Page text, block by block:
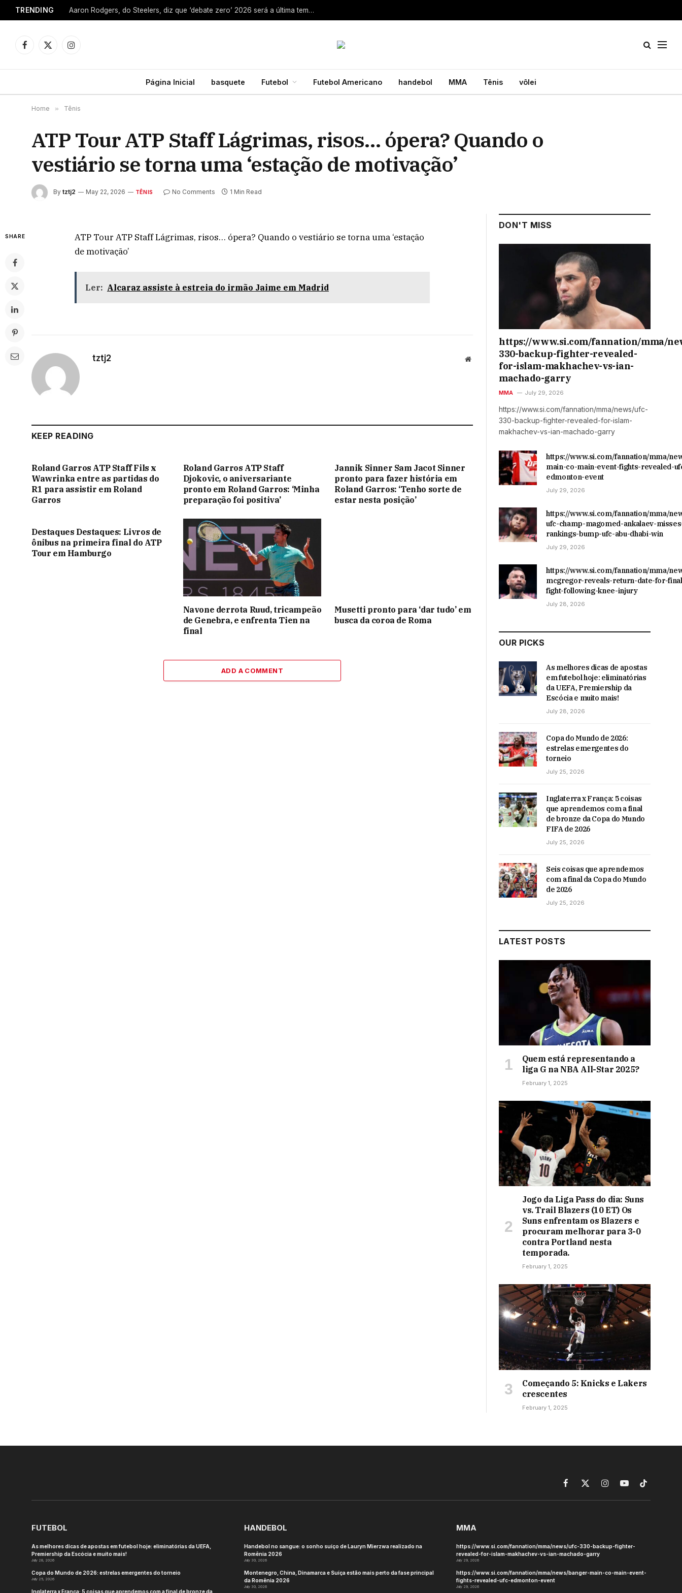
TRENDING Aaron Rodgers, do Steelers, diz que ‘debate zero’ 2026 será a última temporada da NFL 28 de julho de 2026
Facebook
X
Instagram
Página Inicial basquete Futebol Futebol Americano handebol MMA Tênis vôlei
Home » Tênis
ATP Tour ATP Staff Lágrimas, risos… ópera? Quando o
vestiário se torna uma ‘estação de motivação’
By tztj2 May 22, 2026 TÊNIS No Comments 1 Min Read
SHARE
ATP Tour ATP Staff Lágrimas, risos… ópera? Quando o vestiário se torna uma ‘estação
de motivação’
Ler: Alcaraz assiste à estreia do irmão Jaime em Madrid
tztj2 Website
KEEP READING
Roland Garros ATP Staff Fils x
Wawrinka entre as partidas do
R1 para assistir em Roland
Garros
Roland Garros ATP Staff
Djokovic, o aniversariante
pronto em Roland Garros: ‘Minha
preparação foi positiva’
Jannik Sinner Sam Jacot Sinner
pronto para fazer história em
Roland Garros: ‘Tenho sorte de
estar nesta posição’
Destaques Destaques: Livros de
ônibus na primeira final do ATP
Tour em Hamburgo
Navone derrota Ruud, tricampeão
de Genebra, e enfrenta Tien na
final
Musetti pronto para ‘dar tudo’ em
busca da coroa de Roma
ADD A COMMENT
DON'T MISS
https://www.si.com/fannation/mma/
330-backup-fighter-revealed-
for-islam-makhachev-vs-ian-
machado-garry
MMA July 29, 2026
https://www.si.com/fannation/mma/news/ufc-
330-backup-fighter-revealed-for-islam-
makhachev-vs-ian-machado-garry
https://www.si.com/fannation/mma/
main-co-main-event-fights-revealed-
edmonton-event
July 29, 2026
https://www.si.com/fannation/mma/
ufc-champ-magomed-ankalaev-
rankings-bump-ufc-abu-dhabi-win
July 29, 2026
https://www.si.com/fannation/mma/
mcgregor-reveals-return-date-for-
fight-following-knee-injury
July 28, 2026
OUR PICKS
As melhores dicas de apostas
em futebol hoje: eliminatórias
da UEFA, Premiership da
Escócia e muito mais!
July 28, 2026
Copa do Mundo de 2026:
estrelas emergentes do
torneio
July 25, 2026
Inglaterra x França: 5 coisas
que aprendemos com a final
de bronze da Copa do Mundo
FIFA de 2026
July 25, 2026
Seis coisas que aprendemos
com a final da Copa do Mundo
de 2026
July 25, 2026
LATEST POSTS
Quem está representando a
liga G na NBA All-Star 2025?
February 1, 2025
Jogo da Liga Pass do dia: Suns
vs. Trail Blazers (10 ET) Os
Suns enfrentam os Blazers e
procuram melhorar para 3-0
contra Portland nesta
temporada.
February 1, 2025
Começando 5: Knicks e Lakers
crescentes
February 1, 2025
Facebook
X
(Twitter)
InstagramYouTubeTikTok
FUTEBOL
As melhores dicas de apostas em futebol hoje: eliminatórias da UEFA,
Premiership da Escócia e muito mais!
July 28, 2026
Copa do Mundo de 2026: estrelas emergentes do torneio
July 25, 2026
Inglaterra x França: 5 coisas que aprendemos com a final de bronze da
HANDEBOL
Handebol no sangue: o sonho suíço de Lauryn Mierzwa realizado na
Romênia 2026
July 30, 2026
Montenegro, China, Dinamarca e Suíça estão mais perto da fase principal
da Romênia 2026
July 30, 2026
MMA
https://www.si.com/fannation/mma/news/ufc-330-backup-fighter-
revealed-for-islam-makhachev-vs-ian-machado-garry
July 29, 2026
https://www.si.com/fannation/mma/news/banger-main-co-main-event-
fights-revealed-ufc-edmonton-event
July 29, 2026